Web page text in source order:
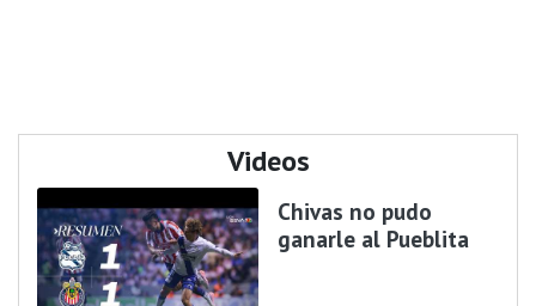
Videos
Chivas no pudo
ganarle al Pueblita